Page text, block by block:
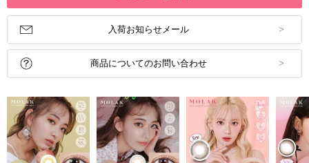
入荷お知らせメール
商品についてのお問い合わせ